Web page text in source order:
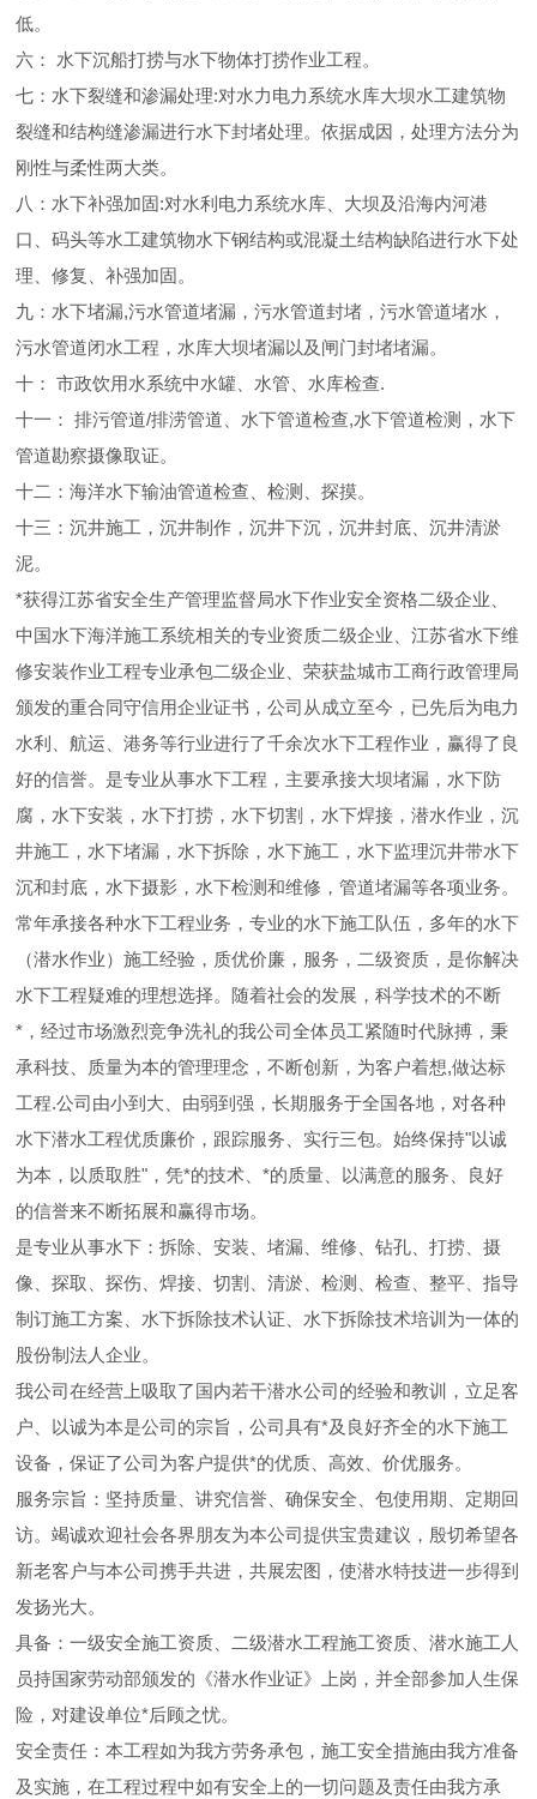
低。
六： 水下沉船打捞与水下物体打捞作业工程。
七：水下裂缝和渗漏处理:对水力电力系统水库大坝水工建筑物
裂缝和结构缝渗漏进行水下封堵处理。依据成因，处理方法分为
刚性与柔性两大类。
八：水下补强加固:对水利电力系统水库、大坝及沿海内河港
口、码头等水工建筑物水下钢结构或混凝土结构缺陷进行水下处
理、修复、补强加固。
九：水下堵漏,污水管道堵漏，污水管道封堵，污水管道堵水，
污水管道闭水工程，水库大坝堵漏以及闸门封堵堵漏。
十： 市政饮用水系统中水罐、水管、水库检查.
十一： 排污管道/排涝管道、水下管道检查,水下管道检测，水下
管道勘察摄像取证。
十二：海洋水下输油管道检查、检测、探摸。
十三：沉井施工，沉井制作，沉井下沉，沉井封底、沉井清淤
泥。
*获得江苏省安全生产管理监督局水下作业安全资格二级企业、
中国水下海洋施工系统相关的专业资质二级企业、江苏省水下维
修安装作业工程专业承包二级企业、荣获盐城市工商行政管理局
颁发的重合同守信用企业证书，公司从成立至今，已先后为电力
水利、航运、港务等行业进行了千余次水下工程作业，赢得了良
好的信誉。是专业从事水下工程，主要承接大坝堵漏，水下防
腐，水下安装，水下打捞，水下切割，水下焊接，潜水作业，沉
井施工，水下堵漏，水下拆除，水下施工，水下监理沉井带水下
沉和封底，水下摄影，水下检测和维修，管道堵漏等各项业务。
常年承接各种水下工程业务，专业的水下施工队伍，多年的水下
（潜水作业）施工经验，质优价廉，服务，二级资质，是你解决
水下工程疑难的理想选择。随着社会的发展，科学技术的不断
*，经过市场激烈竞争洗礼的我公司全体员工紧随时代脉搏，秉
承科技、质量为本的管理理念，不断创新，为客户着想,做达标
工程.公司由小到大、由弱到强，长期服务于全国各地，对各种
水下潜水工程优质廉价，跟踪服务、实行三包。始终保持"以诚
为本，以质取胜"，凭*的技术、*的质量、以满意的服务、良好
的信誉来不断拓展和赢得市场。
是专业从事水下：拆除、安装、堵漏、维修、钻孔、打捞、摄
像、探取、探伤、焊接、切割、清淤、检测、检查、整平、指导
制订施工方案、水下拆除技术认证、水下拆除技术培训为一体的
股份制法人企业。
我公司在经营上吸取了国内若干潜水公司的经验和教训，立足客
户、以诚为本是公司的宗旨，公司具有*及良好齐全的水下施工
设备，保证了公司为客户提供*的优质、高效、价优服务。
服务宗旨：坚持质量、讲究信誉、确保安全、包使用期、定期回
访。竭诚欢迎社会各界朋友为本公司提供宝贵建议，殷切希望各
新老客户与本公司携手共进，共展宏图，使潜水特技进一步得到
发扬光大。
具备：一级安全施工资质、二级潜水工程施工资质、潜水施工人
员持国家劳动部颁发的《潜水作业证》上岗，并全部参加人生保
险，对建设单位*后顾之忧。
安全责任：本工程如为我方劳务承包，施工安全措施由我方准备
及实施，在工程过程中如有安全上的一切问题及责任由我方承